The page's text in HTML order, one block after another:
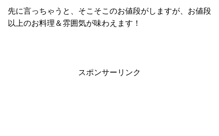
先に言っちゃうと、そこそこのお値段がしますが、お値段
以上のお料理＆雰囲気が味わえます！
スポンサーリンク